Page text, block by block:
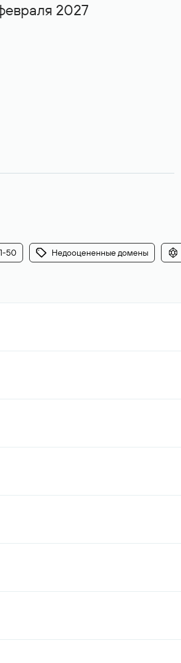
2027
50 Недооцененные домены